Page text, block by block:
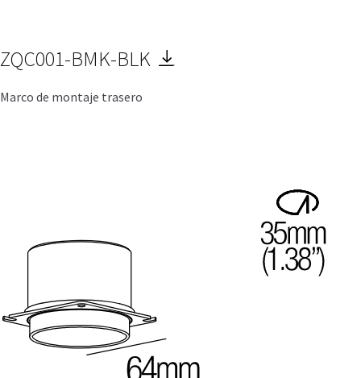
ZQC001-BMK-BLK
Marco de montaje trasero